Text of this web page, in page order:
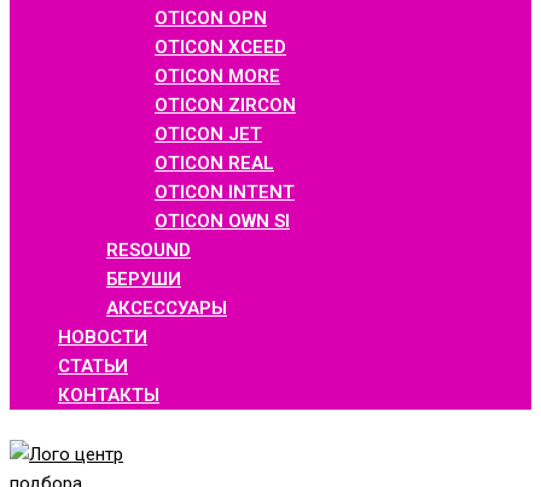
OTICON OPN
OTICON XCEED
OTICON MORE
OTICON ZIRCON
OTICON JET
OTICON REAL
OTICON INTENT
OTICON OWN SI
RESOUND
БЕРУШИ
АКСЕССУАРЫ
НОВОСТИ
СТАТЬИ
КОНТАКТЫ